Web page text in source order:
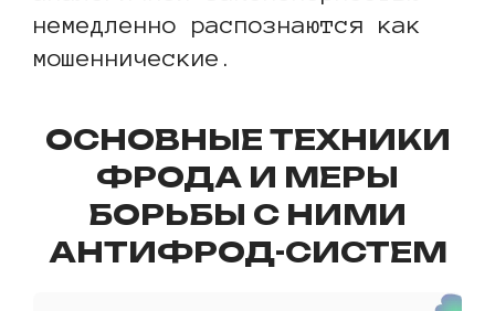
немедленно распознаются как
мошеннические.
ОСНОВНЫЕ ТЕХНИКИ
ФРОДА И МЕРЫ
БОРЬБЫ С НИМИ
АНТИФРОД-СИСТЕМ